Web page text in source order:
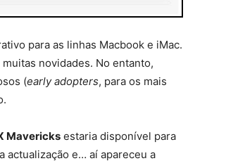
para as linhas Macbook e iMac.
novidades. No entanto,
(early adopters, para os mais
Mavericks estaria disponível para
actualização e… aí apareceu a